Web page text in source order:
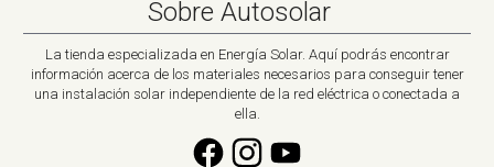
Sobre Autosolar
La tienda especializada en Energía Solar. Aquí podrás encontrar
información acerca de los materiales necesarios para conseguir tener
una instalación solar independiente de la red eléctrica o conectada a
ella.